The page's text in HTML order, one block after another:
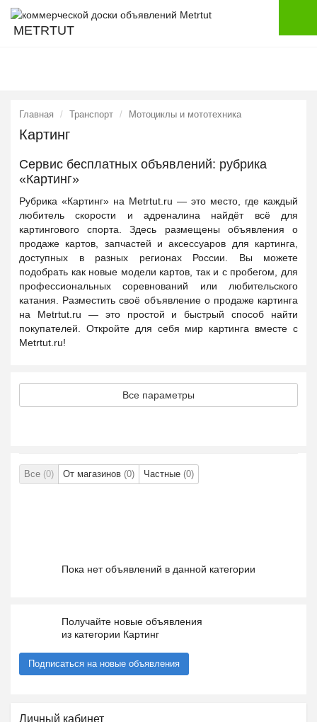
METRTUT
Главная Транспорт Мотоциклы и мототехника
Картинг
Сервис бесплатных объявлений: рубрика
«Картинг»
Рубрика «Картинг» на Metrtut.ru — это место, где каждый
любитель скорости и адреналина найдёт всё для
картингового спорта. Здесь размещены объявления о
продаже картов, запчастей и аксессуаров для картинга,
доступных в разных регионах России. Вы можете
подобрать как новые модели картов, так и с пробегом, для
профессиональных соревнований или любительского
катания. Разместить своё объявление о продаже картинга
на Metrtut.ru — это простой и быстрый способ найти
покупателей. Откройте для себя мир картинга вместе с
Metrtut.ru!
Все параметры
Все (0) От магазинов (0) Частные (0)
Пока нет объявлений в данной категории
Получайте новые объявления
из категории Картинг
Подписаться на новые объявления
Личный кабинет